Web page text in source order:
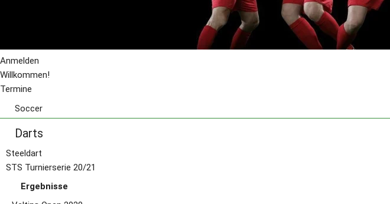
Anmelden
Willkommen!
Termine
Soccer
Preise
Buchungsanfrage
Kindergeburtstag
Darts
Steeldart
STS Turnierserie 20/21
Ergebnisse